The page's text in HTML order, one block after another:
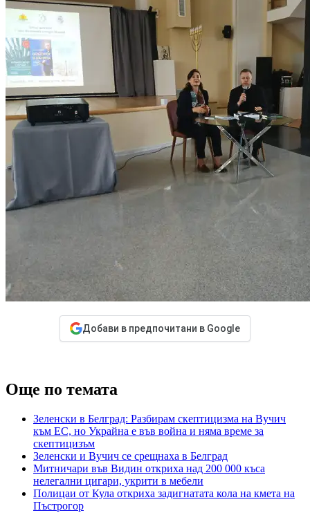
Добави в предпочитани в Google
Още по темата
Зеленски в Белград: Разбирам скептицизма на Вучич
към ЕС, но Украйна е във война и няма време за
скептицизъм
Зеленски и Вучич се срещнаха в Белград
Митничари във Видин откриха над 200 000 къса
нелегални цигари, укрити в мебели
Полицаи от Кула откриха задигнатата кола на кмета на
Пъстрогор